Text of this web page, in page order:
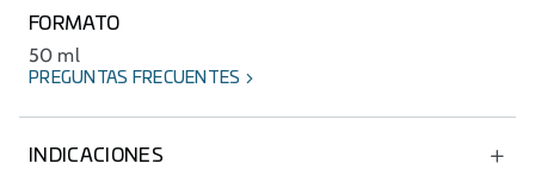
FORMATO
50 ml
PREGUNTAS FRECUENTES
INDICACIONES